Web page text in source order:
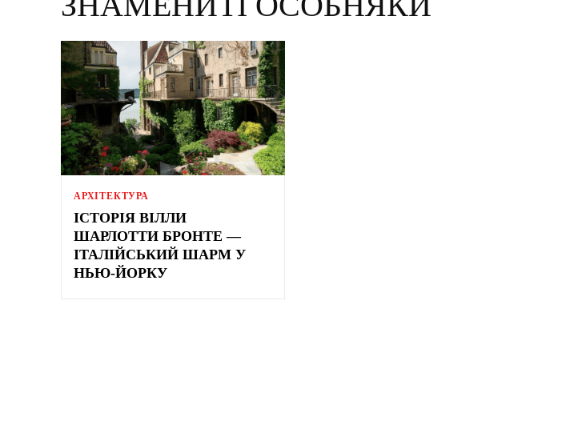
АРХІТЕКТУРА
ІСТОРІЯ ВІЛЛИ
ШАРЛОТТИ БРОНТЕ —
ІТАЛІЙСЬКИЙ ШАРМ У
НЬЮ-ЙОРКУ